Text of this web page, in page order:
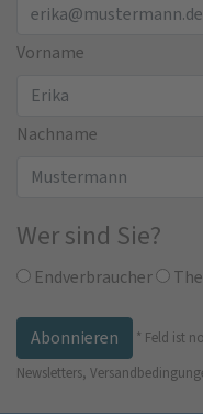
Vorname
Nachname
Wer sind Sie?
Endverbraucher
* Feld ist
Newsletters,